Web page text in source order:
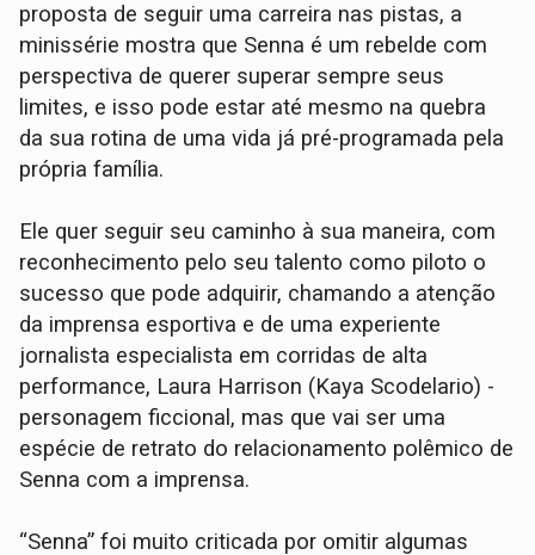
proposta de seguir uma carreira nas pistas, a
minissérie mostra que Senna é um rebelde com
perspectiva de querer superar sempre seus
limites, e isso pode estar até mesmo na quebra
da sua rotina de uma vida já pré-programada pela
própria família.
Ele quer seguir seu caminho à sua maneira, com
reconhecimento pelo seu talento como piloto o
sucesso que pode adquirir, chamando a atenção
da imprensa esportiva e de uma experiente
jornalista especialista em corridas de alta
performance, Laura Harrison (Kaya Scodelario) -
personagem ficcional, mas que vai ser uma
espécie de retrato do relacionamento polêmico de
Senna com a imprensa.
“Senna” foi muito criticada por omitir algumas